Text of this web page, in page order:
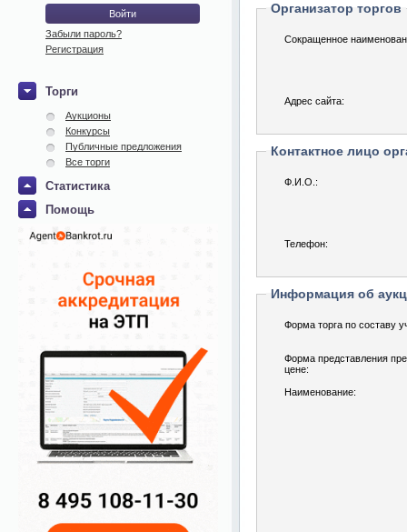
Забыли пароль?
Регистрация
Торги
Аукционы
Конкурсы
Публичные предложения
Все торги
Статистика
Помощь
Организатор торгов
Сокращенное
Адрес сайта:
Контактное лицо
Ф.И.О.:
Телефон:
Информация об
Форма торга по составу
Форма представления
цене:
Наименование: